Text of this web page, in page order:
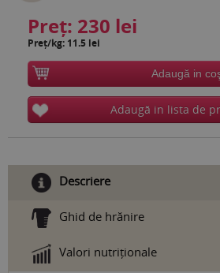
Preț: 230 lei
Preț/kg: 11.5 lei
Adaugă in
Adaugă in lista de
Descriere
Ghid de hrănire
Valori nutriționale